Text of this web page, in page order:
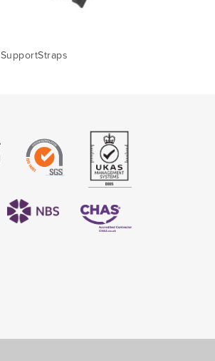
SupportStraps